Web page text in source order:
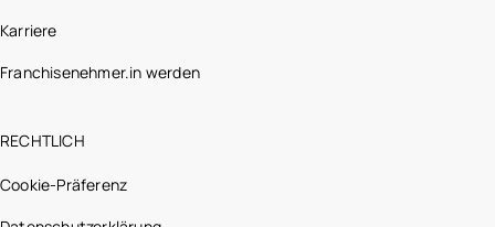
Karriere
Franchisenehmer.in werden
RECHTLICH
Cookie-Präferenz